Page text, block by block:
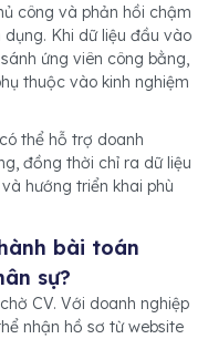
công và phản hồi chậm
Khi dữ liệu đầu vào
ứng viên công bằng,
thuộc vào kinh nghiệm
thể hỗ trợ doanh
đồng thời chỉ ra dữ liệu
hướng triển khai phù
bài toán
sự?
CV. Với doanh nghiệp
nhận hồ sơ từ website